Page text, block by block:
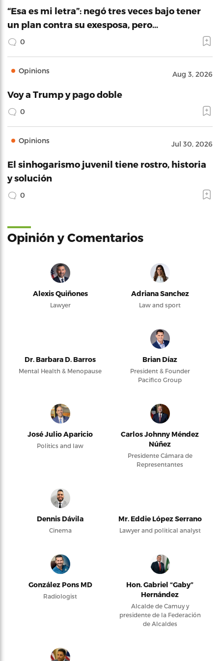
“Esa es mi letra”: negó tres veces bajo tener
un plan contra su exesposa, pero…
0
Opinions Aug 3, 2026
Voy a Trump y pago doble
0
Opinions Jul 30, 2026
El sinhogarismo juvenil tiene rostro, historia
y solución
0
Opinión y Comentarios
Alexis Quiñones
Lawyer
Adriana Sanchez
Law and sport
Dr. Barbara D. Barros
Mental Health & Menopause
Brian Díaz
President & Founder
Pacifico Group
José Julio Aparicio
Politics and law
Carlos Johnny Méndez
Núñez
Presidente Cámara de
Representantes
Dennis Dávila
Cinema
Mr. Eddie López Serrano
Lawyer and political analyst
González Pons MD
Radiologist
Hon. Gabriel “Gaby”
Hernández
Alcalde de Camuy y
presidente de la Federación
de Alcaldes